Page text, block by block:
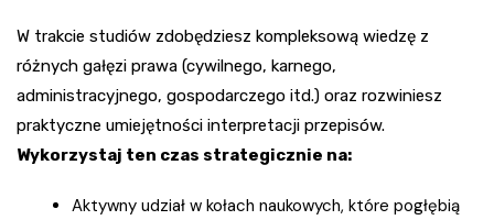
W trakcie studiów zdobędziesz kompleksową wiedzę z
różnych gałęzi prawa (cywilnego, karnego,
administracyjnego, gospodarczego itd.) oraz rozwiniesz
praktyczne umiejętności interpretacji przepisów.
Wykorzystaj ten czas strategicznie na:
Aktywny udział w kołach naukowych, które pogłębią